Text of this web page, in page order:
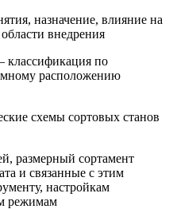
назначение, влияние на
внедрения
классификация по
расположению
схемы сортовых станов
размерный сортамент
и связанные с этим
настройкам
режимам